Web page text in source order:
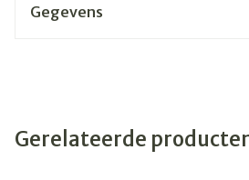
Gegevens
Gerelateerde